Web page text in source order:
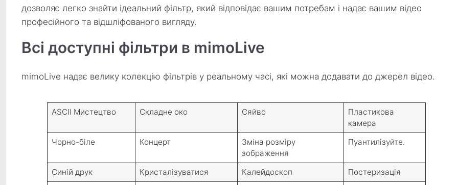
дозволяє легко знайти ідеальний фільтр, який відповідає вашим потребам і надає вашим відео
професійного та відшліфованого вигляду.
Всі доступні фільтри в mimoLive
mimoLive надає велику колекцію фільтрів у реальному часі, які можна додавати до джерел відео.
ASCII Мистецтво Складне око Сяйво
Пластикова
камера
Чорно-біле
Концерт
Зміна розміру
зображення
Пуантилізуйте.
Синій друк Кристалізуватися Калейдоскоп
Постеризація